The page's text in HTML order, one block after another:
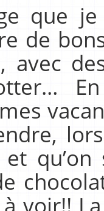
que
de
avec
et
à voir!!